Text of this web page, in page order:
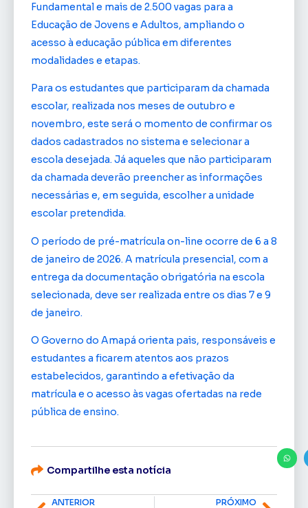
Fundamental e mais de 2.500 vagas para a
Educação de Jovens e Adultos, ampliando o
acesso à educação pública em diferentes
modalidades e etapas.
Para os estudantes que participaram da chamada
escolar, realizada nos meses de outubro e
novembro, este será o momento de confirmar os
dados cadastrados no sistema e selecionar a
escola desejada. Já aqueles que não participaram
da chamada deverão preencher as informações
necessárias e, em seguida, escolher a unidade
escolar pretendida.
O período de pré-matrícula on-line ocorre de 6 a 8
de janeiro de 2026. A matrícula presencial, com a
entrega da documentação obrigatória na escola
selecionada, deve ser realizada entre os dias 7 e 9
de janeiro.
O Governo do Amapá orienta pais, responsáveis e
estudantes a ficarem atentos aos prazos
estabelecidos, garantindo a efetivação da
matrícula e o acesso às vagas ofertadas na rede
pública de ensino.
Compartilhe esta notícia
ANTERIOR
PRÓXIMO